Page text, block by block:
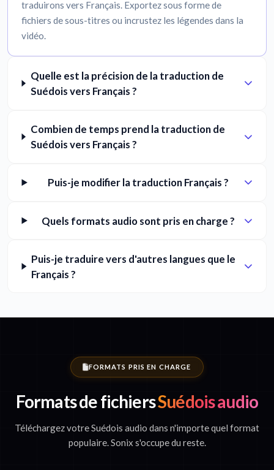
traduirons vers Français. Exportez sous forme de
fichiers de sous-titres ou incrustez les légendes dans la
vidéo.
Quelle est la précision de la traduction de
Suédois vers Français ?
Combien de temps prend la traduction de
Suédois vers Français ?
Puis-je modifier la traduction Français ?
Quels formats audio sont pris en charge ?
Puis-je traduire vers d'autres langues que le
Français ?
FORMATS PRIS EN CHARGE
Formats de fichiersSuédois audio
Téléchargez votre Suédois audio dans n'importe quel format
populaire. Sonix s'occupe du reste.